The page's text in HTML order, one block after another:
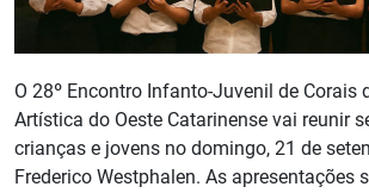
O 28º Encontro Infanto-Juvenil de Corais
Artística do Oeste Catarinense vai reunir
crianças e jovens no domingo, 21 de
Frederico Westphalen. As apresentações